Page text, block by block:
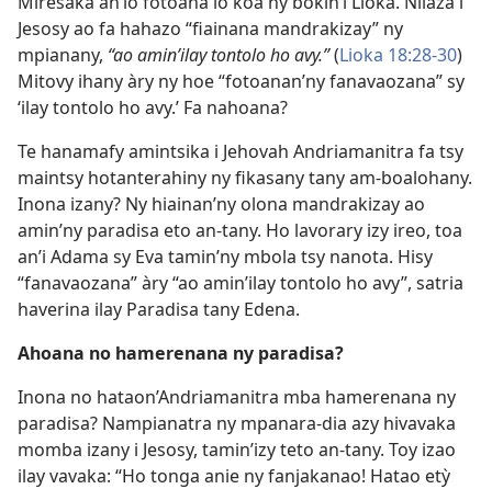
Jesosy ao fa hahazo “fiainana mandrakizay” ny
mpianany, “ao amin’ilay tontolo ho avy.”(Lioka 18:28-30)
Mitovy ihany àry ny hoe “fotoanan’ny fanavaozana” sy
‘ilay tontolo ho avy.’ Fa nahoana?
Te hanamafy amintsika i Jehovah Andriamanitra fa tsy
maintsy hotanterahiny ny fikasany tany am-boalohany.
Inona izany? Ny hiainan’ny olona mandrakizay ao
amin’ny paradisa eto an-tany. Ho lavorary izy ireo, toa
an’i Adama sy Eva tamin’ny mbola tsy nanota. Hisy
“fanavaozana” àry “ao amin’ilay tontolo ho avy”, satria
haverina ilay Paradisa tany Edena.
Ahoana no hamerenana ny paradisa?
Inona no hataon’Andriamanitra mba hamerenana ny
paradisa? Nampianatra ny mpanara-dia azy hivavaka
momba izany i Jesosy, tamin’izy teto an-tany. Toy izao
ilay vavaka: “Ho tonga anie ny fanjakanao! Hatao etỳ